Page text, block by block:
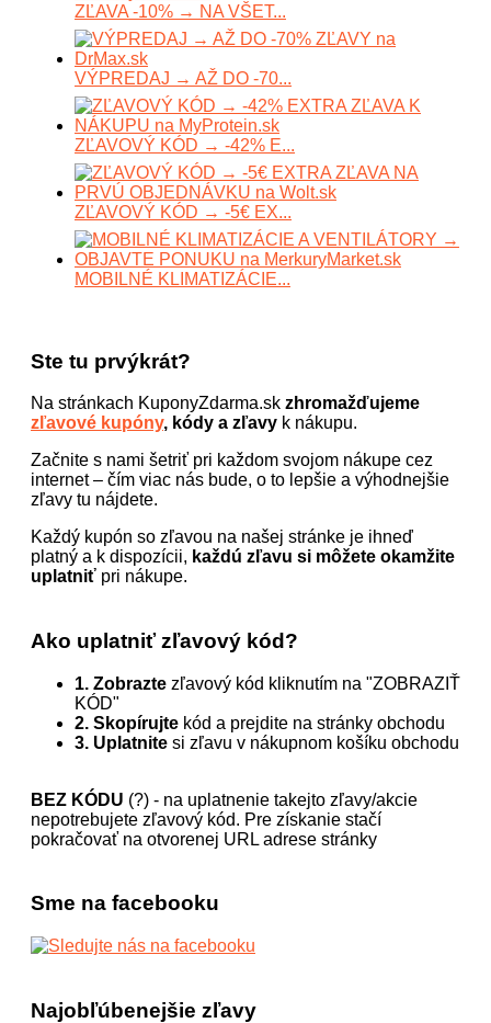
ZĽAVA -10% → NA VŠET...
VÝPREDAJ → AŽ DO -70...
ZĽAVOVÝ KÓD → -42% E...
ZĽAVOVÝ KÓD → -5€ EX...
MOBILNÉ KLIMATIZÁCIE...
Ste tu prvýkrát?
Na stránkach KuponyZdarma.sk zhromažďujeme
zľavové kupóny, kódy a zľavy k nákupu.
Začnite s nami šetriť pri každom svojom nákupe cez
internet – čím viac nás bude, o to lepšie a výhodnejšie
zľavy tu nájdete.
Každý kupón so zľavou na našej stránke je ihneď
platný a k dispozícii, každú zľavu si môžete okamžite
uplatniť pri nákupe.
Ako uplatniť zľavový kód?
1. Zobrazte zľavový kód kliknutím na "ZOBRAZIŤ
KÓD"
2. Skopírujte kód a prejdite na stránky obchodu
3. Uplatnite si zľavu v nákupnom košíku obchodu
BEZ KÓDU (?) - na uplatnenie takejto zľavy/akcie
nepotrebujete zľavový kód. Pre získanie stačí
pokračovať na otvorenej URL adrese stránky
Sme na facebooku
Najobľúbenejšie zľavy